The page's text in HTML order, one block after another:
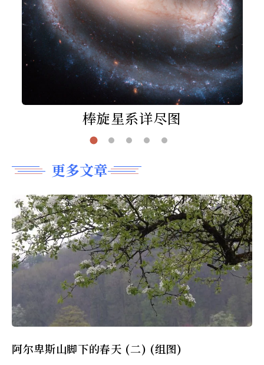
棒旋星系详尽图
更多文章
阿尔卑斯山脚下的春天 (二) (组图)